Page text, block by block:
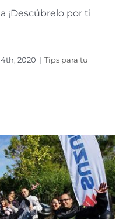
¡Descúbrelo por ti
2020 | Tips para tu
un 2019